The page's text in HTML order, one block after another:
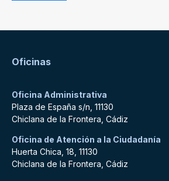
Oficinas
Oficina Administrativa
Plaza de España s/n, 11130
Chiclana de la Frontera, Cádiz
Oficina de Atención a la Ciudadanía
Huerta Chica, 18, 11130
Chiclana de la Frontera, Cádiz